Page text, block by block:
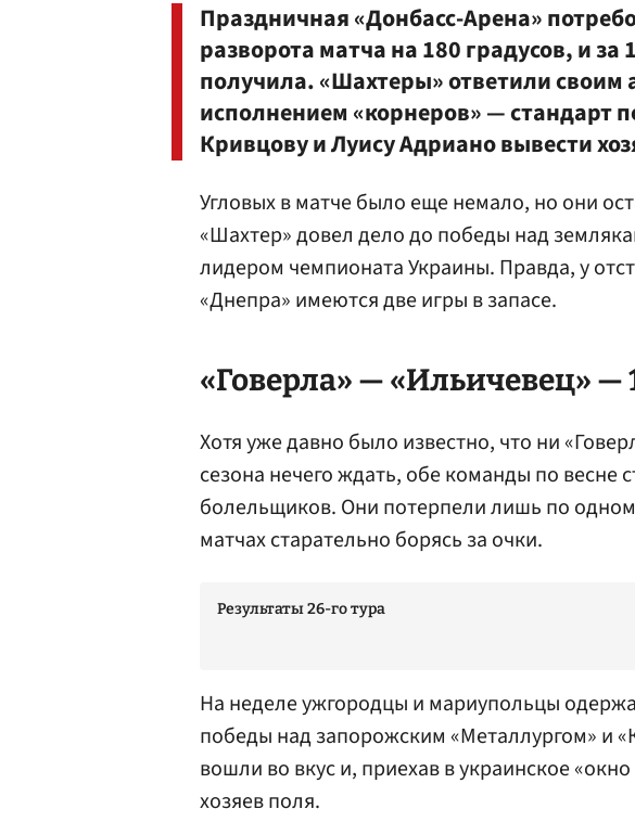
Праздничная «Донбасс-Арена»
разворота матча на 180 градусов, и за
получила. «Шахтеры» ответили своим
исполнением «корнеров» — стандарт
КривцовуиЛуису Адриановывести
Угловых в матче было еще немало, но они
«Шахтер» довел дело до победы над
лидером чемпионата Украины. Правда, у
«Днепра» имеются две игры в запасе.
«Говерла» — «Ильичевец» —
Хотя уже давно было известно, что ни
сезона нечего ждать, обе команды по весне
болельщиков. Они потерпели лишь по
матчах старательно борясь за очки.
Результаты 26-го тура
На неделе ужгородцы и мариупольцы
победы над запорожским «Металлургом» и
вошли во вкус и, приехав в украинское
хозяев поля.